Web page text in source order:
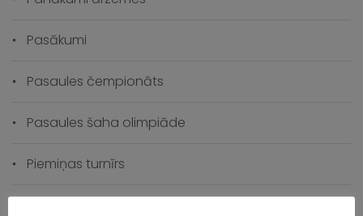
Pasākumi
Pasaules čempionāts
Pasaules šaha olimpiāde
Piemiņas turnīrs